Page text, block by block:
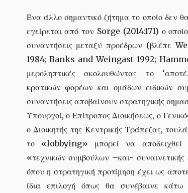
Ένα άλλο σημαντικό ζήτημα το οποίο δεν
εγείρεται από τον Sorge (2014:171) ο
συναντήσεις μεταξύ προέδρων (βλέπε
1984; Banks and Weingast 1992;
μεροληπτικές ακολουθώντας το
κρατικών φορέων και ομάδων ειδικών
συναντήσεις αποβαίνουν στρατηγικής
Υπουργοί, ο Επίτροπος Διοικήσεως, ο
ο Διοικητής της Κεντρικής Τράπεζας,
το «lobbying» μπορεί να αποδειχθεί
«τεχνικών συμβούλων –και-
όπου η στρατηγική προτίμηση έχει ως
ίδια επιλογή όπως θα συνέβαινε κάτω